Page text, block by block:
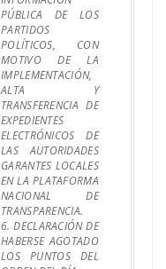
PÚBLICA DE LOS
PARTIDOS
POLÍTICOS, CON
MOTIVO DE LA
IMPLEMENTACIÓN,
ALTA Y
TRANSFERENCIA DE
EXPEDIENTES
ELECTRÓNICOS DE
LAS AUTORIDADES
GARANTES LOCALES
EN LA PLATAFORMA
NACIONAL DE
TRANSPARENCIA.
6. DECLARACIÓN DE
HABERSE AGOTADO
LOS PUNTOS DEL